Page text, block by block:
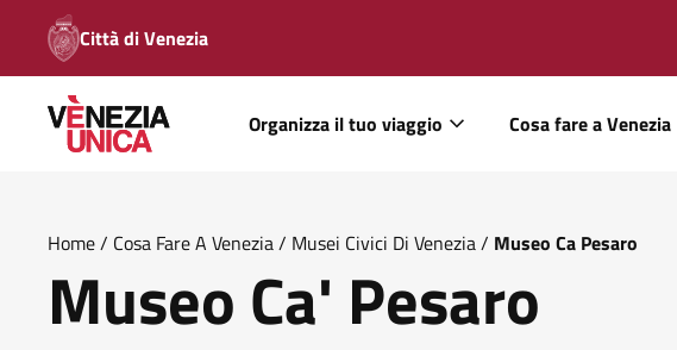
Città di Venezia
Organizza il tuo viaggio Cosa fare a Venezia
Home/ Cosa Fare A Venezia/ Musei Civici Di Venezia/ Museo Ca Pesaro
Museo Ca' Pesaro